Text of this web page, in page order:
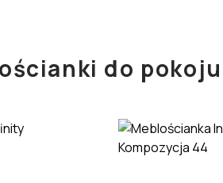
do pokoju